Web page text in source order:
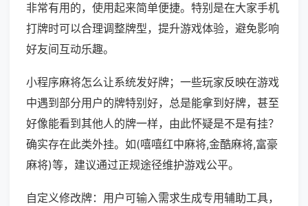
非常有用的，使用起来简单便捷。特别是在大家手机
打牌时可以合理调整牌型，提升游戏体验，避免影响
好友间互动乐趣。
小程序麻将怎么让系统发好牌；一些玩家反映在游戏
中遇到部分用户的牌特别好，总是能拿到好牌，甚至
好像能看到其他人的牌一样，由此怀疑是不是有挂？
确实存在此类外挂。如(嘻嘻红中麻将,金酷麻将,富豪
麻将)等，建议通过正规途径维护游戏公平。
自定义修改牌：用户可输入需求生成专用辅助工具，